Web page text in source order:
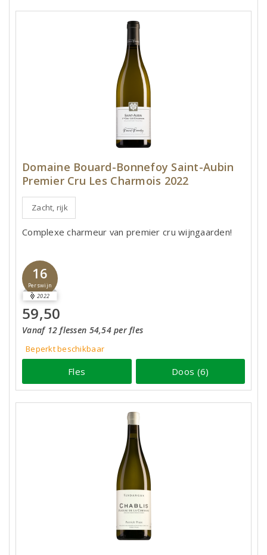
Domaine Bouard-Bonnefoy Saint-Aubin
Premier Cru Les Charmois 2022
Zacht, rijk
Complexe charmeur van premier cru wijngaarden!
16
Perswijn
2022
59,50
Vanaf 12 flessen 54,54 per fles
Beperkt beschikbaar
Fles Doos (6)